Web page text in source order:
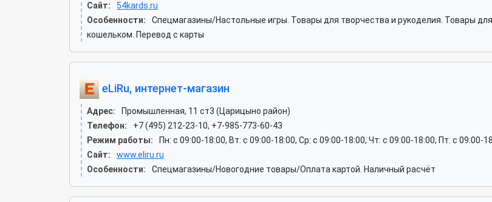
Сайт:
54kards.ru
Особенности:
Спецмагазины/Настольные игры. Товары для творчества и рукоделия. Товары
кошельком. Перевод с карты
eLiRu, интернет-магазин
Адрес:
Промышленная, 11 ст3 (Царицыно район)
Телефон:
+7 (495) 212-23-10, +7-985-773-60-43
Режим работы:
Пн: c 09:00-18:00, Вт: c 09:00-18:00, Ср: c 09:00-18:00, Чт: c 09:00-18:00, Пт: c 09:00-
Сайт:
www.eliru.ru
Особенности:
Спецмагазины/Новогодние товары/Оплата картой. Наличный расчёт